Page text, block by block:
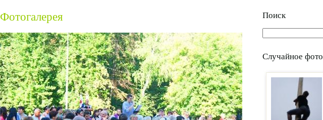
Фотогалерея Поиск
Случайное фото